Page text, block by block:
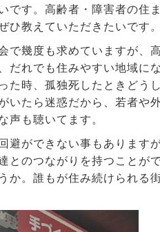
です。高齢者・障害者の住
教えていただきたいです。
で幾度も求めていますが、
だれでも住みやすい地域に
た時、孤独死したときどう
いたら迷惑だから、若者や
声も聴いてます。
避ができない事もあります
とのつながりを持つことが
か。誰もが住み続けられる